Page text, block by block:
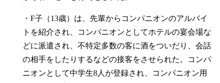
・F子（13歳）は、先輩からコンパニオンのアルバイ
トを紹介され、コンパニオンとしてホテルの宴会場な
どに派遣され、不特定多数の客に酒をついだり、会話
の相手をしたりするなどの接客をさせられた。コンパ
ニオンとして中学生8人が登録され、コンパニオン用